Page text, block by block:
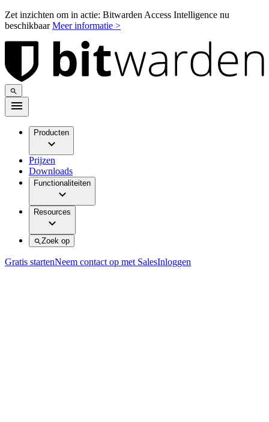
Zet inzichten om in actie: Bitwarden Access Intelligence nu
beschikbaarMeer informatie >
Producten
Prijzen
Downloads
Functionaliteiten
Resources
Zoek op
Gratis startenNeem contact op met SalesInloggen